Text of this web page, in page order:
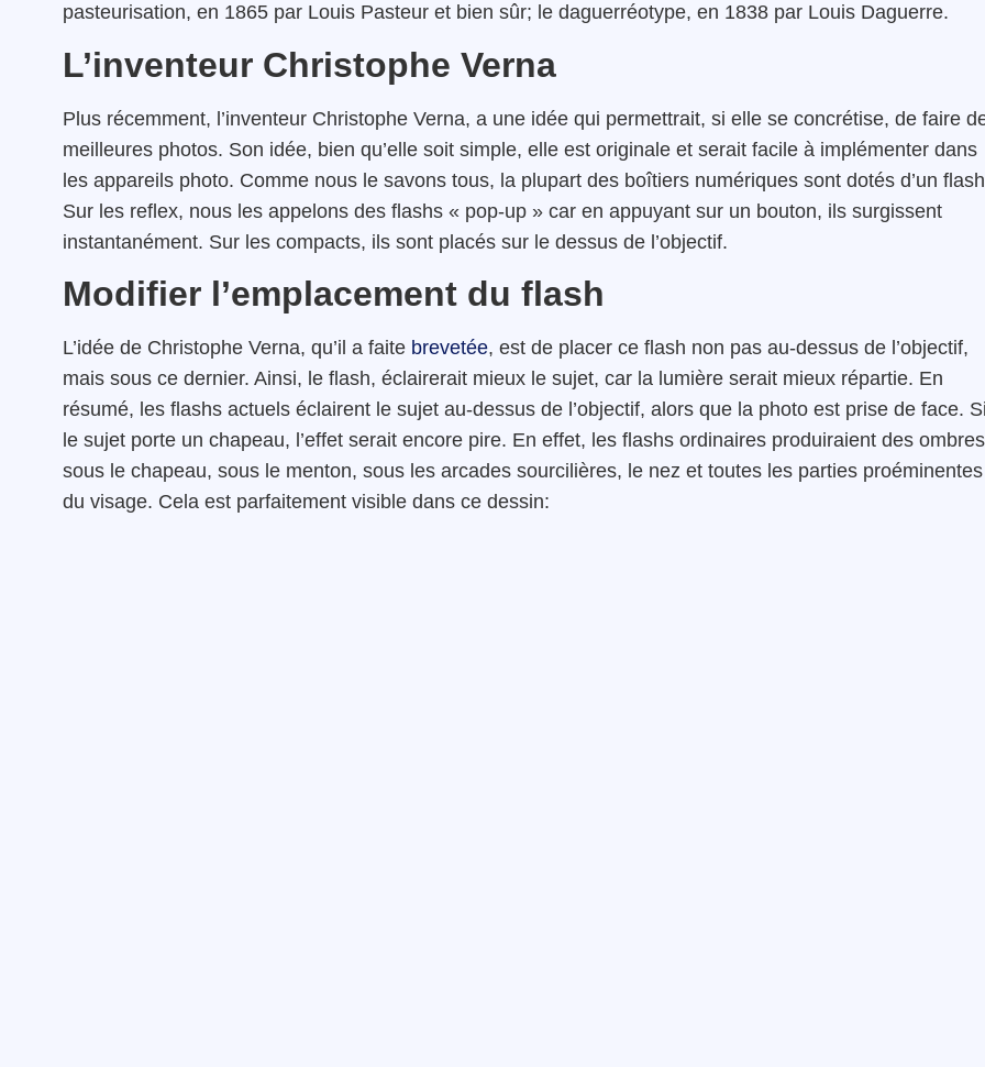
pasteurisation, en 1865 par Louis Pasteur et bien sûr; le daguerréotype, en 1838 par Louis Daguerre.
L’inventeur Christophe Verna
Plus récemment, l’inventeur Christophe Verna, a une idée qui permettrait, si elle se concrétise, de faire
meilleures photos. Son idée, bien qu’elle soit simple, elle est originale et serait facile à implémenter dans
les appareils photo. Comme nous le savons tous, la plupart des boîtiers numériques sont dotés d’un
Sur les reflex, nous les appelons des flashs « pop-up » car en appuyant sur un bouton, ils surgissent
instantanément. Sur les compacts, ils sont placés sur le dessus de l’objectif.
Modifier l’emplacement du flash
L’idée de Christophe Verna, qu’il a faite brevetée, est de placer ce flash non pas au-dessus de l’objectif,
mais sous ce dernier. Ainsi, le flash, éclairerait mieux le sujet, car la lumière serait mieux répartie. En
résumé, les flashs actuels éclairent le sujet au-dessus de l’objectif, alors que la photo est prise de face.
le sujet porte un chapeau, l’effet serait encore pire. En effet, les flashs ordinaires produiraient des ombres
sous le chapeau, sous le menton, sous les arcades sourcilières, le nez et toutes les parties proéminentes
du visage. Cela est parfaitement visible dans ce dessin: